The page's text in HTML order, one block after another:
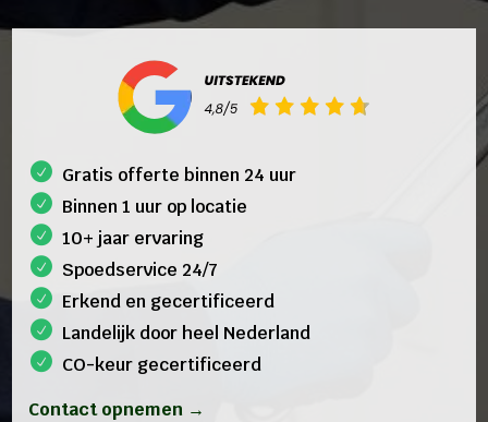
Gratis offerte binnen 24 uur
Binnen 1 uur op locatie
10+ jaar ervaring
Spoedservice 24/7
Erkend en gecertificeerd
Landelijk door heel Nederland
CO-keur gecertificeerd
Contact opnemen →